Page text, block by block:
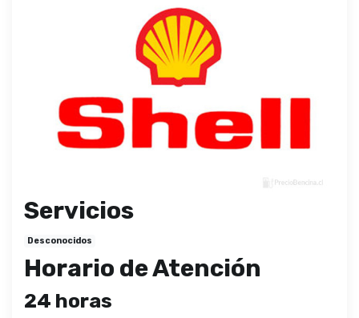
Servicios
Desconocidos
Horario de Atención
24 horas